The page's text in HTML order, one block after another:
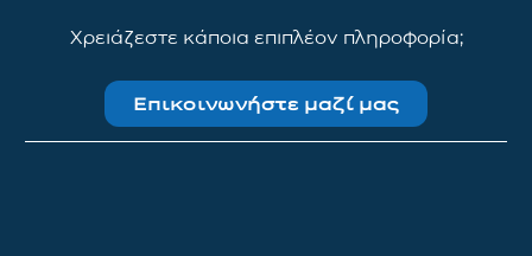
Χρειάζεστε κάποια επιπλέον πληροφορία;
Επικοινωνήστε μαζί μας